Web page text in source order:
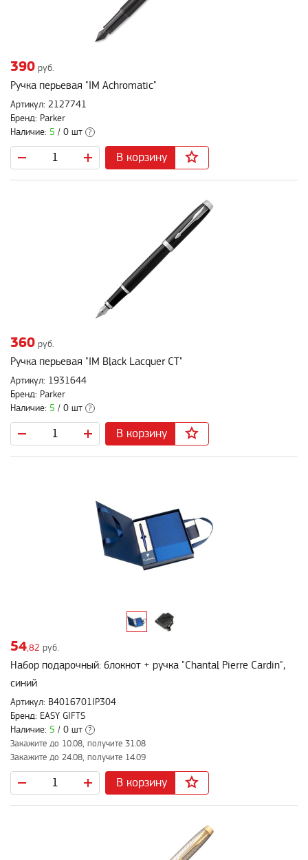
390 руб.
Ручка перьевая "IM Achromatic"
Артикул: 2127741
Бренд: Parker
Наличие: 5 / 0 шт ?
В корзину
360 руб.
Ручка перьевая "IM Black Lacquer CT"
Артикул: 1931644
Бренд: Parker
Наличие: 5 / 0 шт ?
В корзину
54 ,82 руб.
Набор подарочный: блокнот + ручка "Chantal Pierre Cardin",
синий
Артикул: B4016701IP304
Бренд: EASY GIFTS
Наличие: 5 / 0 шт ?
Закажите до 10.08, получите 31.08
Закажите до 24.08, получите 14.09
В корзину